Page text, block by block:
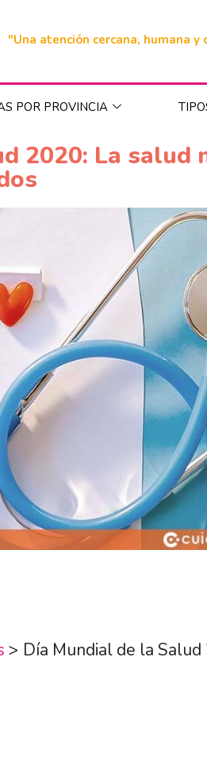
"Una atención cercana, humana y
POR PROVINCIA
2020: La salud
> Día Mundial de la